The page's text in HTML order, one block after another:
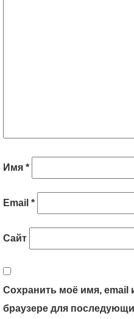
Имя *
Email *
Сайт
Сохранить моё имя, email
браузере для